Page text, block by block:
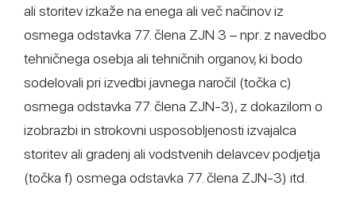
ali storitev izkaže na enega ali več načinov iz
osmega odstavka 77. člena ZJN 3 – npr. z navedbo
tehničnega osebja ali tehničnih organov, ki bodo
sodelovali pri izvedbi javnega naročil (točka c)
osmega odstavka 77. člena ZJN-3), z dokazilom o
izobrazbi in strokovni usposobljenosti izvajalca
storitev ali gradenj ali vodstvenih delavcev podjetja
(točka f) osmega odstavka 77. člena ZJN-3) itd.